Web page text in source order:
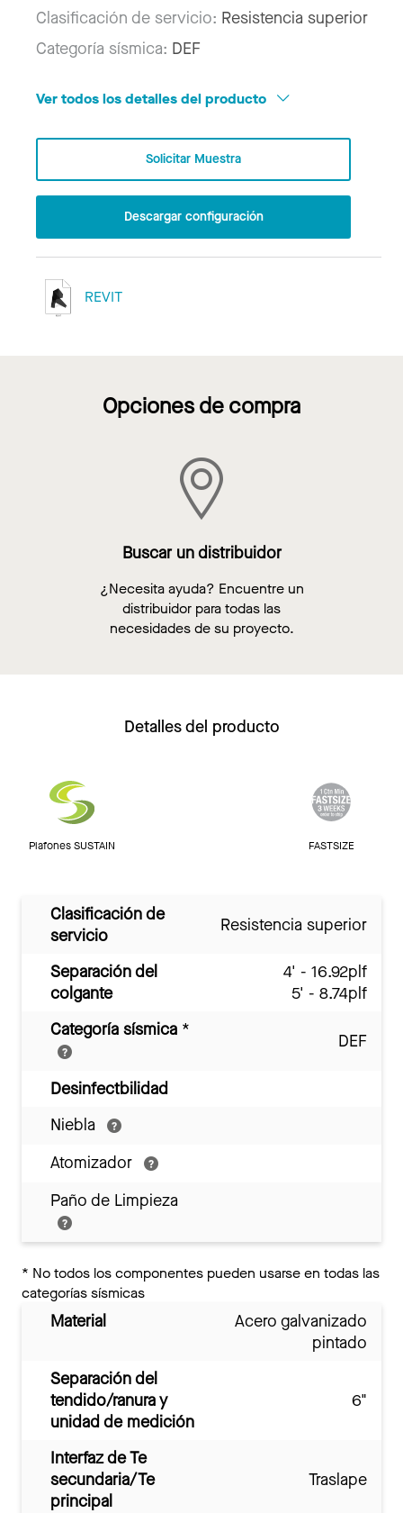
Clasificación de servicio: Resistencia superior
Categoría sísmica: DEF
Ver todos los detalles del producto
Solicitar Muestra
Descargar configuración
REVIT
Opciones de compra
Buscar un distribuidor
¿Necesita ayuda? Encuentre un
distribuidor para todas las
necesidades de su proyecto.
Detalles del producto
Plafones SUSTAIN FASTSIZE
Clasificación de
servicio
Resistencia superior
Separación del
colgante
4' - 16.92plf
5' - 8.74plf
Categoría sísmica *
DEF
Desinfectbilidad
Niebla
Atomizador
Paño de Limpieza
* No todos los componentes pueden usarse en todas las
categorías sísmicas
Material
Acero galvanizado
pintado
Separación del
tendido/ranura y
unidad de medición
6"
Interfaz de Te
secundaria/Te
principal
Traslape